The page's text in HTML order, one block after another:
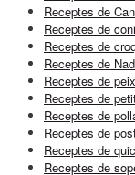
Receptes de
Receptes de
Receptes de
Receptes de
Receptes de peix
Receptes de
Receptes de
Receptes de
Receptes de
Receptes de